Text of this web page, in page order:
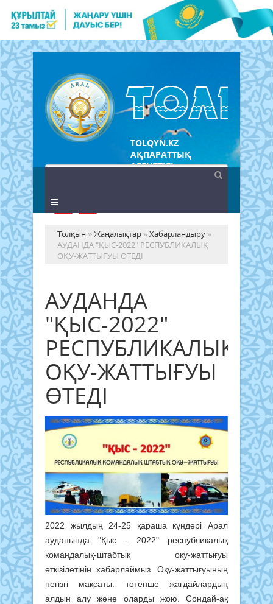
TOLQYN.KZ
АҚПАРАТТЫҚ
АГЕНТТІГІ
Толқын »Жаңалықтар »Хабарландыру »
АУДАНДА "ҚЫС-2022" РЕСПУБЛИКАЛЫҚ
ОҚУ-ЖАТТЫҒУЫ ӨТЕДІ
АУДАНДА
"ҚЫС-2022"
РЕСПУБЛИКАЛЫҚ
ОҚУ-ЖАТТЫҒУЫ
ӨТЕДІ
2022 жылдың 24-25 қараша күндері Арал
ауданында "Қыс - 2022" республикалық
командалық-штабтық оқу-жаттығуы
өткізілетінін хабарлаймыз. Оқу-жаттығуының
негізгі мақсаты: төтенше жағдайлардың
алдын алу және оларды жою. Сондай-ақ